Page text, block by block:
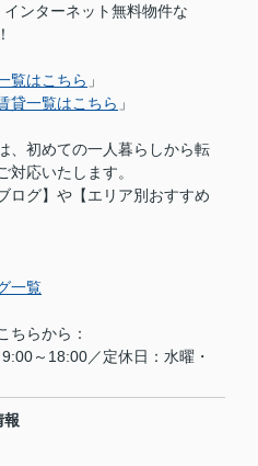
ンターネット無料物件な
覧はこちら 」
貸一覧はこちら 」
、初めての一人暮らしから転
対応いたします。
ログ】や【エリア別おすすめ
一覧
ちらから：
～18:00／定休日：水曜・
報